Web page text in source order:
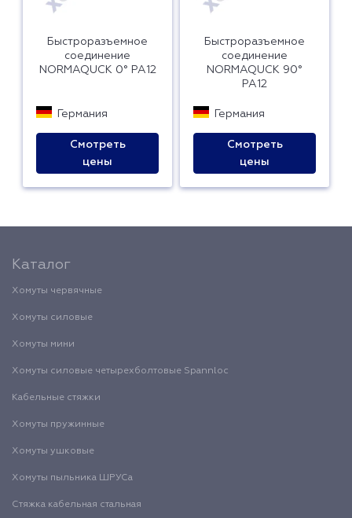
Быстроразъемное
соединение
NORMAQUCK 0° PA12
Германия
Смотреть
цены
Быстроразъемное
соединение
NORMAQUCK 90°
PA12
Германия
Смотреть
цены
Каталог
Хомуты червячные
Хомуты силовые
Хомуты мини
Хомуты силовые четырехболтовые Spannloc
Кабельные стяжки
Хомуты пружинные
Хомуты ушковые
Хомуты пыльника ШРУСа
Стяжка кабельная стальная